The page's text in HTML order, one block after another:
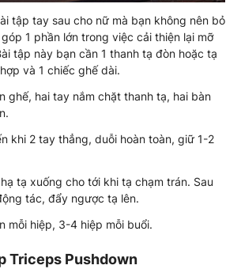
tập tay sau cho nữ mà bạn không nên bỏ
1 phần lớn trong việc cải thiện lại mỡ
tập này bạn cần 1 thanh tạ đòn hoặc tạ
và 1 chiếc ghế dài.
ghế, hai tay nắm chặt thanh tạ, hai bàn
khi 2 tay thẳng, duỗi hoàn toàn, giữ 1-2
tạ xuống cho tới khi tạ chạm trán. Sau
tác, đẩy ngược tạ lên.
mỗi hiệp, 3-4 hiệp mỗi buổi.
Triceps Pushdown